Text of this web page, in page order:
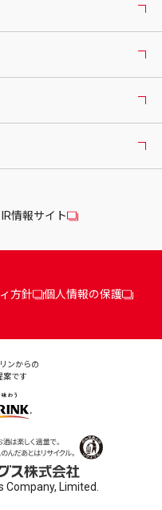
情報サイト
方針
個人情報の保護
ンからの
案です
Limited.